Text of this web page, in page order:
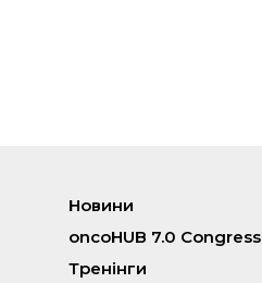
Новини
oncoHUB 7.0 Congress
Тренінги